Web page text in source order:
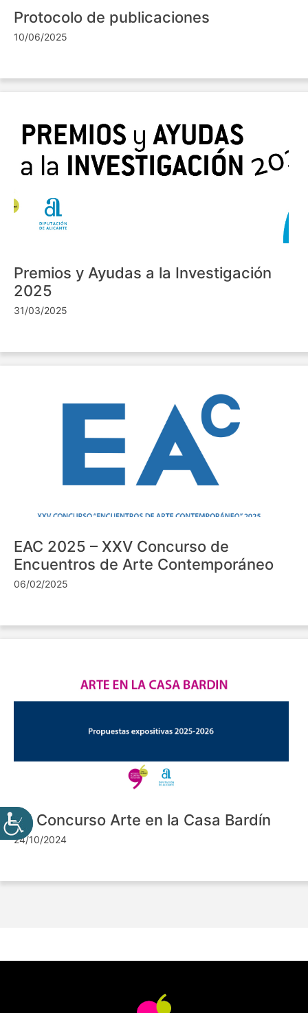
Protocolo de publicaciones
10/06/2025
Premios y Ayudas a la Investigación
2025
31/03/2025
EAC 2025 – XXV Concurso de
Encuentros de Arte Contemporáneo
06/02/2025
VII Concurso Arte en la Casa Bardín
24/10/2024